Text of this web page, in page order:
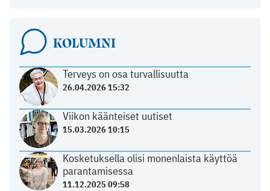
KOLUMNI
Terveys on osa turvallisuutta
26.04.2026 15:32
Viikon käänteiset uutiset
15.03.2026 10:15
Kosketuksella olisi monenlaista käyttöä
parantamisessa
11.12.2025 09:58